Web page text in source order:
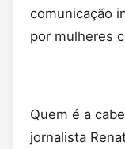
comunicação
por mulheres
Quem é a
jornalista